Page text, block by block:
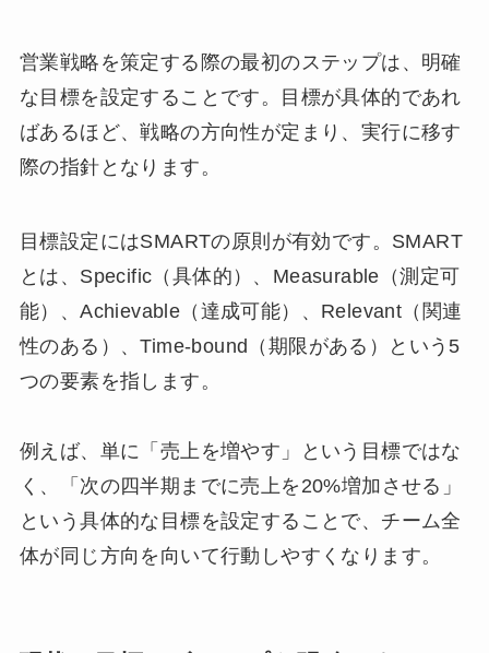
営業戦略を策定する際の最初のステップは、明確
な目標を設定することです。目標が具体的であれ
ばあるほど、戦略の方向性が定まり、実行に移す
際の指針となります。
目標設定にはSMARTの原則が有効です。SMART
とは、Specific（具体的）、Measurable（測定可
能）、Achievable（達成可能）、Relevant（関連
性のある）、Time-bound（期限がある）という5
つの要素を指します。
例えば、単に「売上を増やす」という目標ではな
く、「次の四半期までに売上を20%増加させる」
という具体的な目標を設定することで、チーム全
体が同じ方向を向いて行動しやすくなります。